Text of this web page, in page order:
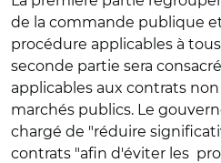
de la commande publique
procédure applicables à
seconde partie sera
applicables aux contrats
marchés publics. Le
chargé de "réduire
contrats "afin d'éviter les